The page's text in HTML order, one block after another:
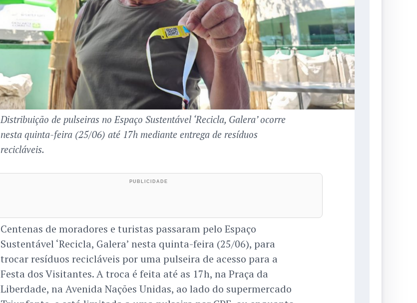
Distribuição de pulseiras no Espaço Sustentável ‘Recicla, Galera’ ocorre
nesta quinta-feira (25/06) até 17h mediante entrega de resíduos
recicláveis.
Centenas de moradores e turistas passaram pelo Espaço
Sustentável ‘Recicla, Galera’ nesta quinta-feira (25/06), para
trocar resíduos recicláveis por uma pulseira de acesso para a
Festa dos Visitantes. A troca é feita até as 17h, na Praça da
Liberdade, na Avenida Nações Unidas, ao lado do supermercado